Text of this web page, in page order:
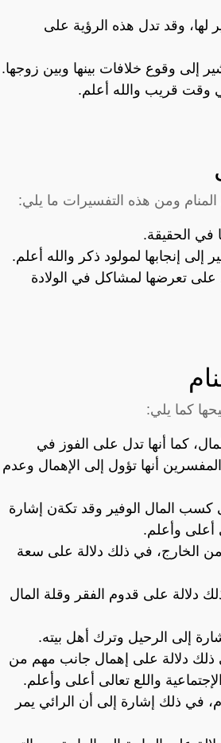
لها، وقد تدل هذه الرؤية على
إلى وقوع خلافات بينها وبين زوجها.
وقت قريب والله أعلم.
ومن هذه التفسيرات ما يلي:
في الحقيقة.
إلى إنجابها لمولود ذكر والله أعلم.
على تعرضها لمشاكل في الولادة
كما يلي:
كما أنها تدل على الفوز في
أنها تؤول إلى الإهمال وعدم
كسب المال الوفير وقد تكةن إشارة
أعلى وأعلم.
من الخارج، في ذلك دلالة على سعة
دلالة على قدوم الفقر وقلة المال
إلى الرحيل وترك أهل بيته.
ذلك دلالة على إهمال جانب مهم من
واللع تعالى أعلى وأعلم.
في ذلك إشارة إلى أن الرائي يمر